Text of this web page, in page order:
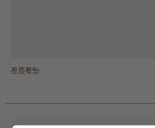
星塵餐墊
葉形餐墊
藤蔓餐墊
Hong Kong design 城市情懷印花茶巾
Hong Kong design 城市情懷印花水杯禮品套裝
經典洗碗巾 - 一套四條
奢華洗碗巾 - 一套三條
當代洗碗巾 - 一套四條
復古戈登茶巾
凹槽花紋水杯